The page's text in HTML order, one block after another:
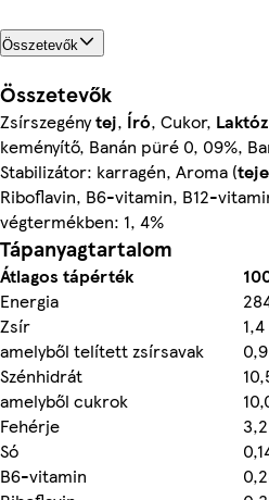
Összetevők
Összetevők
Zsírszegénytej, Író, Cukor, Laktóz
keményítő, Banán püré 0, 09%,
Stabilizátor: karragén, Aroma (
Riboflavin, B6-vitamin, B12-
végtermékben: 1, 4%
Tápanyagtartalom
Átlagos tápérték
Energia
Zsír
amelyből telített zsírsavak
Szénhidrát
amelyből cukrok
Fehérje
Só
B6-vitamin